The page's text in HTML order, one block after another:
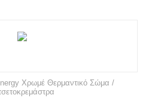
Χρωμέ Θερμαντικό Σώμα /